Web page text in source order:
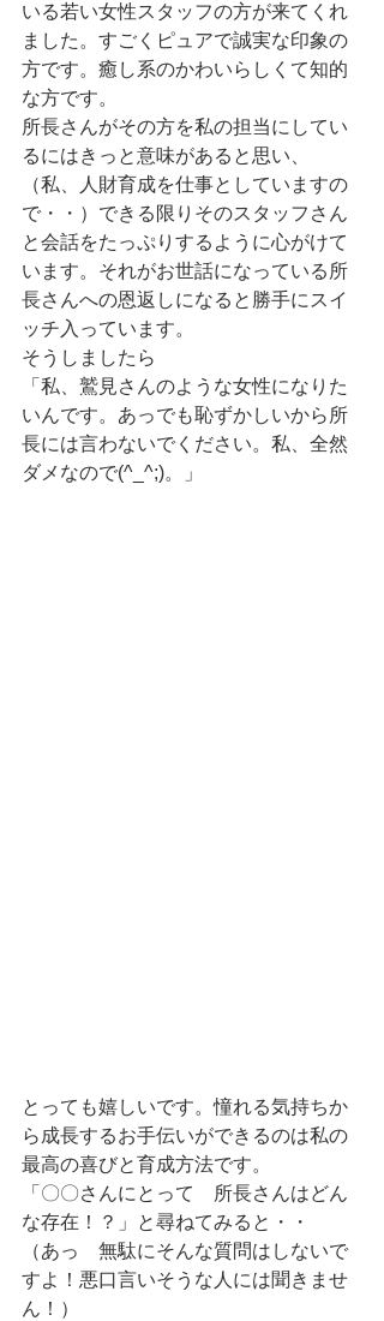
いる若い女性スタッフの方が来てくれ
ました。すごくピュアで誠実な印象の
方です。癒し系のかわいらしくて知的
な方です。
所長さんがその方を私の担当にしてい
るにはきっと意味があると思い、
（私、人財育成を仕事としていますの
で・・）できる限りそのスタッフさん
と会話をたっぷりするように心がけて
います。それがお世話になっている所
長さんへの恩返しになると勝手にスイ
ッチ入っています。
そうしましたら
「私、鷲見さんのような女性になりた
いんです。あっでも恥ずかしいから所
長には言わないでください。私、全然
ダメなので(^_^;)。」
とっても嬉しいです。憧れる気持ちか
ら成長するお手伝いができるのは私の
最高の喜びと育成方法です。
「〇〇さんにとって　所長さんはどん
な存在！？」と尋ねてみると・・
（あっ　無駄にそんな質問はしないで
すよ！悪口言いそうな人には聞きませ
ん！）